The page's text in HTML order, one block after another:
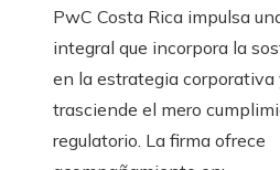
PwC Costa Rica impulsa
integral que incorpora la
en la estrategia corporativa
trasciende el mero
regulatorio. La firma ofrece